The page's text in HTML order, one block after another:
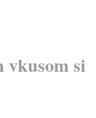
vkusom si